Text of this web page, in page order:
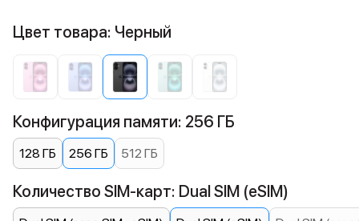
Цвет товара: Черный
Конфигурация памяти: 256 ГБ
128 ГБ 256 ГБ 512 ГБ
Количество SIM-карт: Dual SIM (eSIM)